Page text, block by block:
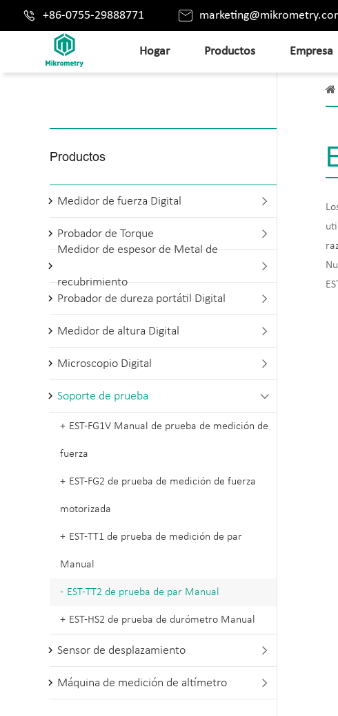
 +86-0755-29888771 
Hogar Productos Empresa
Productos
 Medidor de fuerza Digital
 Probador de Torque

Medidor de espesor de Metal de
recubrimiento
 Probador de dureza portátil Digital
 Medidor de altura Digital
 Microscopio Digital
 Soporte de prueba
EST-FG1V Manual de prueba de medición de
fuerza
EST-FG2 de prueba de medición de fuerza
motorizada
EST-TT1 de prueba de medición de par
Manual
EST-TT2 de prueba de par Manual
EST-HS2 de prueba de durómetro Manual
 Sensor de desplazamiento
 Máquina de medición de altímetro